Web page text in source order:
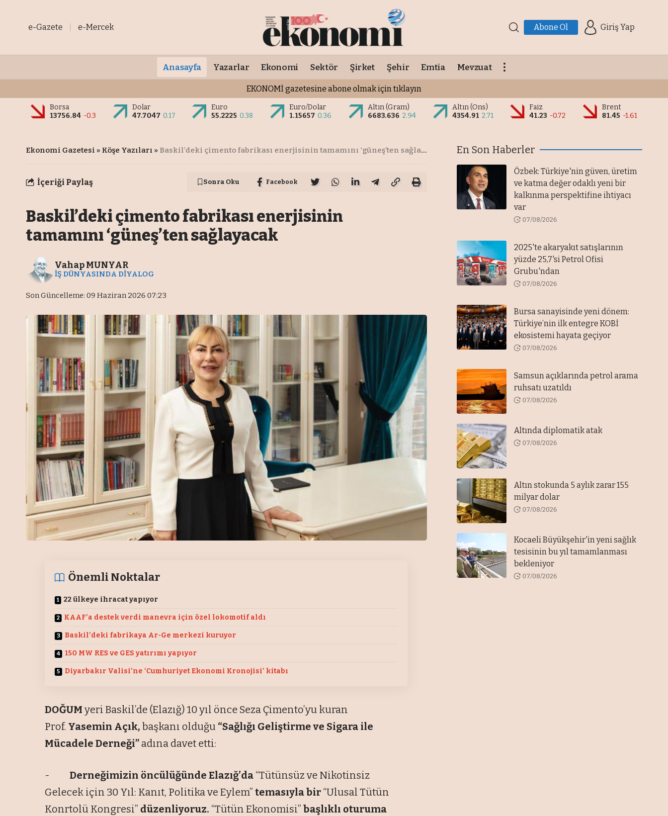
e-Gazete e-Mercek Abone Ol Giriş Yap
Anasayfa Yazarlar Ekonomi Sektör Şirket Şehir Emtia Mevzuat
EKONOMİ gazetesine abone olmak için tıklayın
Borsa
13756.84 -0.3
Dolar
47.7047 0.17
Euro
55.2225 0.38
Euro/Dolar
1.15657 0.36
Altın (Gram)
6683.636 2.94
Altın (Ons)
4354.91 2.71
Faiz
41.23 -0.72
Brent
81.45 -1.61
Ekonomi Gazetesi » Köşe Yazıları » Baskil’deki çimento fabrikası enerjisinin tamamını ‘güneş’ten sağlayacak
İçeriği Paylaş Sonra Oku Facebook
Baskil’deki çimento fabrikası enerjisinin
tamamını ‘güneş’ten sağlayacak
Son Güncelleme: 09 Haziran 2026 07:23
Vahap MUNYAR
İŞ DÜNYASINDA DİYALOG
Önemli Noktalar
22 ülkeye ihracat yapıyor
KAAF’a destek verdi manevra için özel lokomotif aldı
Baskil’deki fabrikaya Ar-Ge merkezi kuruyor
150 MW RES ve GES yatırımı yapıyor
Diyarbakır Valisi’ne ‘Cumhuriyet Ekonomi Kronojisi’ kitabı
DOĞUMyeri Baskil’de (Elazığ) 10 yıl önce Seza Çimento’yu kuran
Prof. Yasemin Açık,başkanı olduğu “Sağlığı Geliştirme ve Sigara ile
Mücadele Derneği” adına davet etti:
-Derneğimizin öncülüğünde Elazığ’da “Tütünsüz ve Nikotinsiz
Gelecek için 30 Yıl: Kanıt, Politika ve Eylem”temasıyla bir “Ulusal Tütün
Konrtolü Kongresi” düzenliyoruz. “Tütün Ekonomisi”başlıklı oturuma
En Son Haberler
Özbek: Türkiye'nin güven, üretim
ve katma değer odaklı yeni bir
kalkınma perspektifine ihtiyacı
var
07/08/2026
2025'te akaryakıt satışlarının
yüzde 25,7'si Petrol Ofisi
Grubu'ndan
07/08/2026
Bursa sanayisinde yeni dönem:
Türkiye’nin ilk entegre KOBİ
ekosistemi hayata geçiyor
07/08/2026
Samsun açıklarında petrol arama
ruhsatı uzatıldı
07/08/2026
Altında diplomatik atak
07/08/2026
Altın stokunda 5 aylık zarar 155
milyar dolar
07/08/2026
Kocaeli Büyükşehir'in yeni sağlık
tesisinin bu yıl tamamlanması
bekleniyor
07/08/2026